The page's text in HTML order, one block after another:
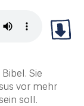
Bibel. Sie
vor mehr
soll.